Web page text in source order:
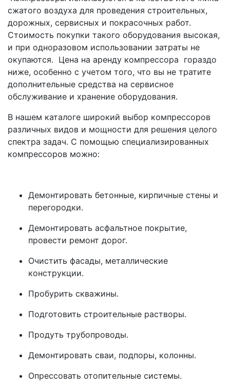
сжатого воздуха для проведения строительных,
дорожных, сервисных и покрасочных работ.
Стоимость покупки такого оборудования высокая,
и при одноразовом использовании затраты не
окупаются. Цена на аренду компрессора гораздо
ниже, особенно с учетом того, что вы не тратите
дополнительные средства на сервисное
обслуживание и хранение оборудования.
В нашем каталоге широкий выбор компрессоров
различных видов и мощности для решения целого
спектра задач. С помощью специализированных
компрессоров можно:
Демонтировать бетонные, кирпичные стены и
перегородки.
Демонтировать асфальтное покрытие,
провести ремонт дорог.
Очистить фасады, металлические
конструкции.
Пробурить скважины.
Подготовить строительные растворы.
Продуть трубопроводы.
Демонтировать сваи, подпоры, колонны.
Опрессовать отопительные системы.